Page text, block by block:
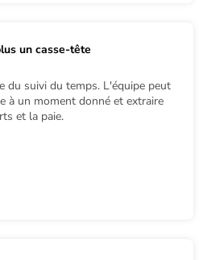
un casse-tête
du suivi du temps. L'équipe peut
à un moment donné et extraire
et la paie.